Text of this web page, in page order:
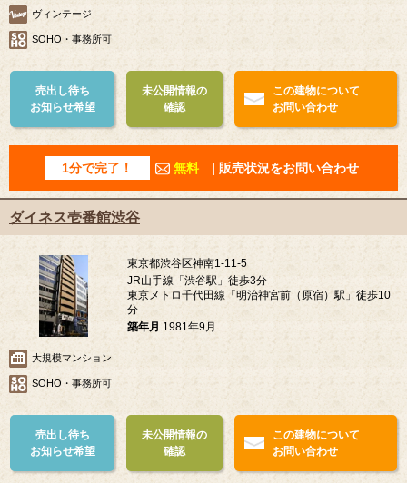
ヴィンテージ
SOHO・事務所可
売出し待ち
お知らせ希望
未公開情報の
確認
この建物について
お問い合わせ
1分で完了！ 無料 | 販売状況をお問い合わせ
ダイネス壱番館渋谷
東京都渋谷区神南1-11-5
JR山手線「渋谷駅」徒歩3分
東京メトロ千代田線「明治神宮前（原宿）駅」徒歩10
分
築年月 1981年9月
大規模マンション
SOHO・事務所可
売出し待ち
お知らせ希望
未公開情報の
確認
この建物について
お問い合わせ